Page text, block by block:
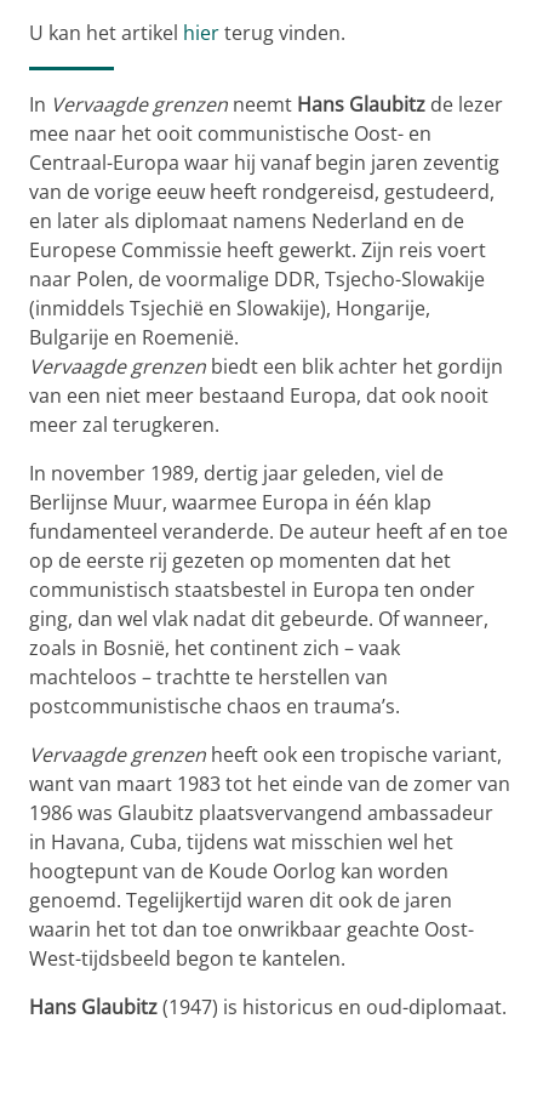
U kan het artikel hierterug vinden.
In Vervaagde grenzen neemt Hans Glaubitz de lezer
mee naar het ooit communistische Oost- en
Centraal-Europa waar hij vanaf begin jaren zeventig
van de vorige eeuw heeft rondgereisd, gestudeerd,
en later als diplomaat namens Nederland en de
Europese Commissie heeft gewerkt. Zijn reis voert
naar Polen, de voormalige DDR, Tsjecho-Slowakije
(inmiddels Tsjechië en Slowakije), Hongarije,
Bulgarije en Roemenië.
Vervaagde grenzen biedt een blik achter het gordijn
van een niet meer bestaand Europa, dat ook nooit
meer zal terugkeren.
In november 1989, dertig jaar geleden, viel de
Berlijnse Muur, waarmee Europa in één klap
fundamenteel veranderde. De auteur heeft af en toe
op de eerste rij gezeten op momenten dat het
communistisch staatsbestel in Europa ten onder
ging, dan wel vlak nadat dit gebeurde. Of wanneer,
zoals in Bosnië, het continent zich – vaak
machteloos – trachtte te herstellen van
postcommunistische chaos en trauma’s.
Vervaagde grenzen heeft ook een tropische variant,
want van maart 1983 tot het einde van de zomer van
1986 was Glaubitz plaatsvervangend ambassadeur
in Havana, Cuba, tijdens wat misschien wel het
hoogtepunt van de Koude Oorlog kan worden
genoemd. Tegelijkertijd waren dit ook de jaren
waarin het tot dan toe onwrikbaar geachte Oost-
West-tijdsbeeld begon te kantelen.
Hans Glaubitz(1947) is historicus en oud-diplomaat.